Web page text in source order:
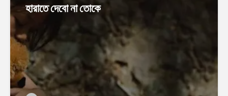
হারাতে দেবো না তোকে